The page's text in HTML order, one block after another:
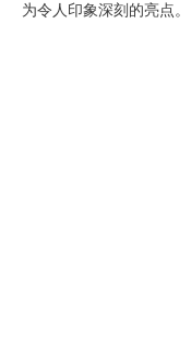
为令人印象深刻的亮点。